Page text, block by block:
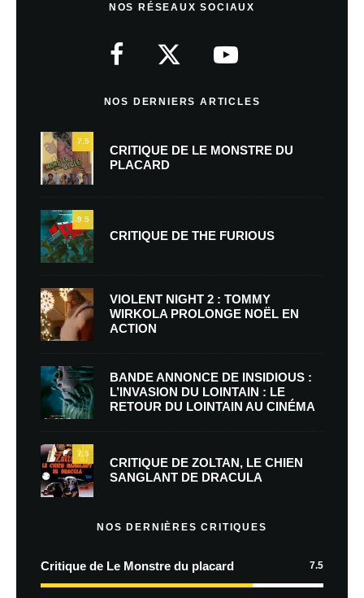
NOS RÉSEAUX SOCIAUX
NOS DERNIERS ARTICLES
7.5
CRITIQUE DE LE MONSTRE DU
PLACARD
9.5
CRITIQUE DE THE FURIOUS
VIOLENT NIGHT 2 : TOMMY
WIRKOLA PROLONGE NOËL EN
ACTION
BANDE ANNONCE DE INSIDIOUS :
L’INVASION DU LOINTAIN : LE
RETOUR DU LOINTAIN AU CINÉMA
7.5
CRITIQUE DE ZOLTAN, LE CHIEN
SANGLANT DE DRACULA
NOS DERNIÈRES CRITIQUES
Critique de Le Monstre du placard 7.5